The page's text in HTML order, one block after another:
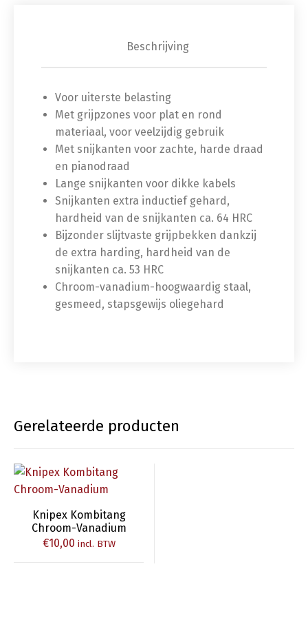
Beschrijving
Voor uiterste belasting
Met grijpzones voor plat en rond
materiaal, voor veelzijdig gebruik
Met snijkanten voor zachte, harde draad
en pianodraad
Lange snijkanten voor dikke kabels
Snijkanten extra inductief gehard,
hardheid van de snijkanten ca. 64 HRC
Bijzonder slijtvaste grijpbekken dankzij
de extra harding, hardheid van de
snijkanten ca. 53 HRC
Chroom-vanadium-hoogwaardig staal,
gesmeed, stapsgewijs oliegehard
Gerelateerde producten
Knipex Kombitang
Chroom-Vanadium
€10,00 incl. BTW